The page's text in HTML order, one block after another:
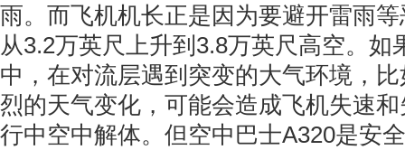
雨。而飞机机长正是因为要避开雷雨
从3.2万英尺上升到3.8万英尺高空。如
中，在对流层遇到突变的大气环境，
烈的天气变化，可能会造成飞机失速
行中空中解体。但空中巴士A320是安